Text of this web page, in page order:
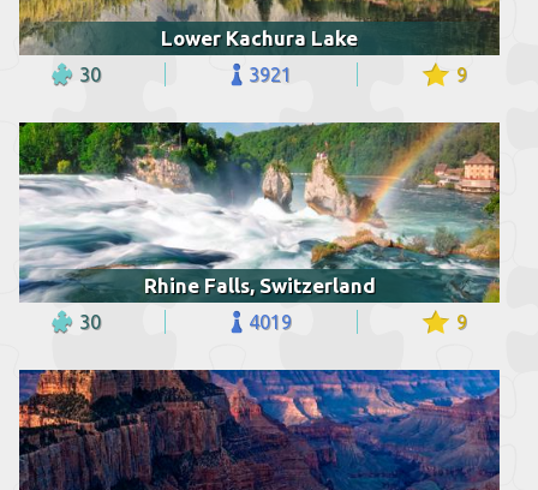
Lower Kachura Lake
30 3921 9
Rhine Falls, Switzerland
30 4019 9